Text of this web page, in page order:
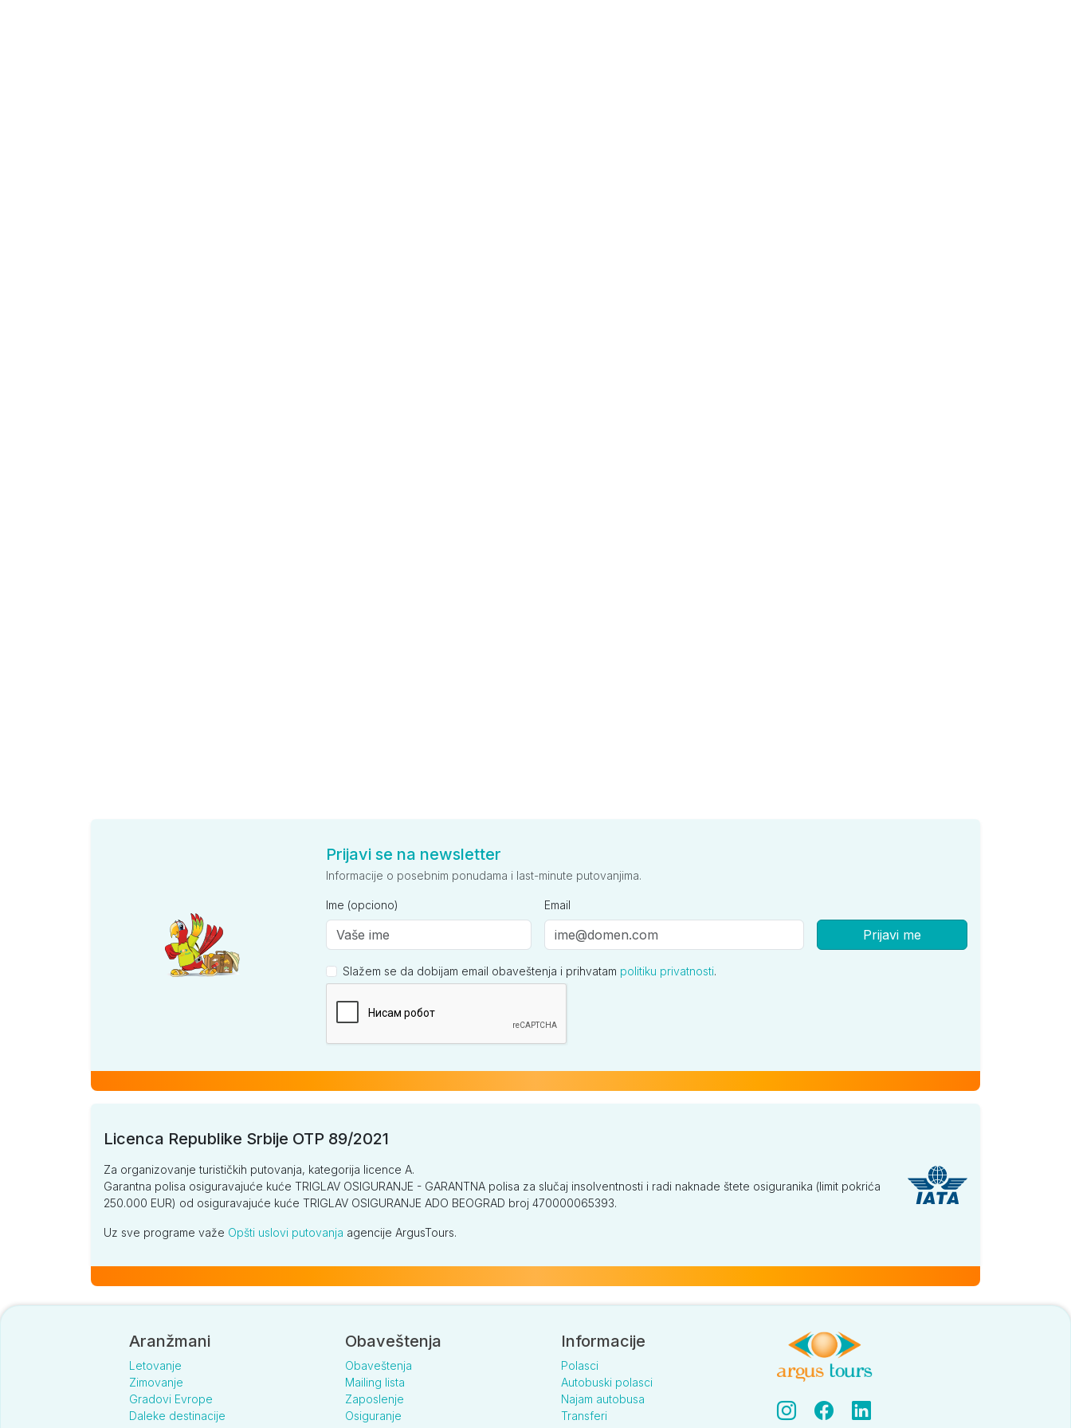
Prijavi se na newsletter
Informacije o posebnim ponudama i last-minute putovanjima.
Ime (opciono) Email
Prijavi me
Slažem se da dobijam email obaveštenja i prihvatam politiku privatnosti.
Licenca Republike Srbije OTP 89/2021
Za organizovanje turističkih putovanja, kategorija licence A.
Garantna polisa osiguravajuće kuće TRIGLAV OSIGURANJE - GARANTNA polisa za slučaj insolventnosti i radi naknade štete osiguranika (limit pokrića
250.000 EUR) od osiguravajuće kuće TRIGLAV OSIGURANJE ADO BEOGRAD broj 470000065393.
Uz sve programe važe Opšti uslovi putovanja agencije ArgusTours.
Aranžmani
Letovanje
Zimovanje
Gradovi Evrope
Daleke destinacije
Obaveštenja
Obaveštenja
Mailing lista
Zaposlenje
Osiguranje
Informacije
Polasci
Autobuski polasci
Najam autobusa
Transferi